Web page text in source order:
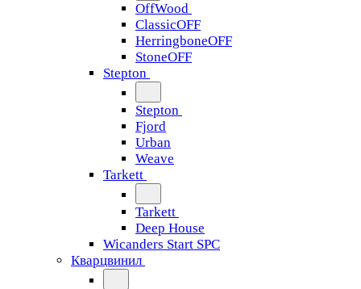
OffWood
ClassicOFF
HerringboneOFF
StoneOFF
Stepton
Stepton
Fjord
Urban
Weave
Tarkett
Tarkett
Deep House
Wicanders Start SPC
Кварцвинил